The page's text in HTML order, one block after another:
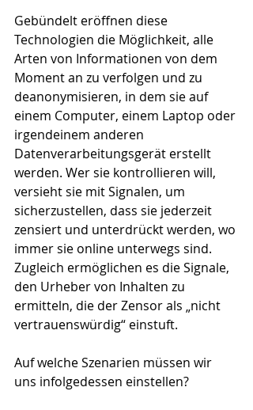
Gebündelt eröffnen diese
Technologien die Möglichkeit, alle
Arten von Informationen von dem
Moment an zu verfolgen und zu
deanonymisieren, in dem sie auf
einem Computer, einem Laptop oder
irgendeinem anderen
Datenverarbeitungsgerät erstellt
werden. Wer sie kontrollieren will,
versieht sie mit Signalen, um
sicherzustellen, dass sie jederzeit
zensiert und unterdrückt werden, wo
immer sie online unterwegs sind.
Zugleich ermöglichen es die Signale,
den Urheber von Inhalten zu
ermitteln, die der Zensor als „nicht
vertrauenswürdig“ einstuft.
Auf welche Szenarien müssen wir
uns infolgedessen einstellen?